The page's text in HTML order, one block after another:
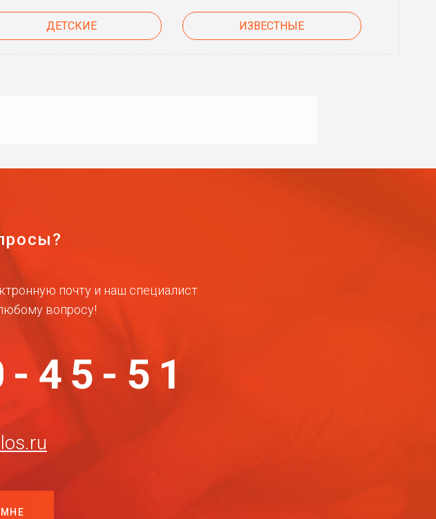
ДЕТСКИЕ ИЗВЕСТНЫЕ
почту и наш специалист
вопросу!
45-51
МНЕ